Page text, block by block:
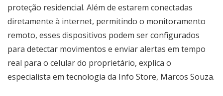
proteção residencial. Além de estarem conectadas
diretamente à internet, permitindo o monitoramento
remoto, esses dispositivos podem ser configurados
para detectar movimentos e enviar alertas em tempo
real para o celular do proprietário, explica o
especialista em tecnologia da Info Store, Marcos Souza.